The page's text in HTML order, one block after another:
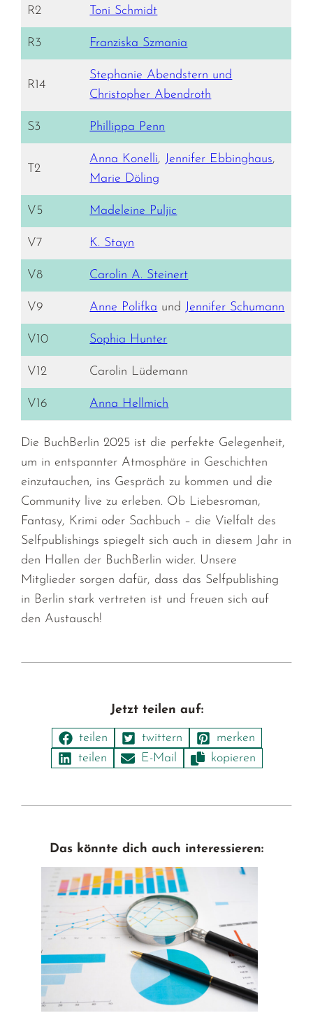
R2 Toni Schmidt
R3 Franziska Szmania
R14
Stephanie Abendstern und
Christopher Abendroth
S3 Phillippa Penn
T2
Anna Konelli, Jennifer Ebbinghaus,
Marie Döling
V5 Madeleine Puljic
V7 K. Stayn
V8 Carolin A. Steinert
V9 Anne Polifka und Jennifer Schumann
V10 Sophia Hunter
V12 Carolin Lüdemann
V16 Anna Hellmich
Die BuchBerlin 2025 ist die perfekte Gelegenheit,
um in entspannter Atmosphäre in Geschichten
einzutauchen, ins Gespräch zu kommen und die
Community live zu erleben. Ob Liebesroman,
Fantasy, Krimi oder Sachbuch – die Vielfalt des
Selfpublishings spiegelt sich auch in diesem Jahr in
den Hallen der BuchBerlin wider. Unsere
Mitglieder sorgen dafür, dass das Selfpublishing
in Berlin stark vertreten ist und freuen sich auf
den Austausch!
Jetzt teilen auf:
Das könnte dich auch interessieren: